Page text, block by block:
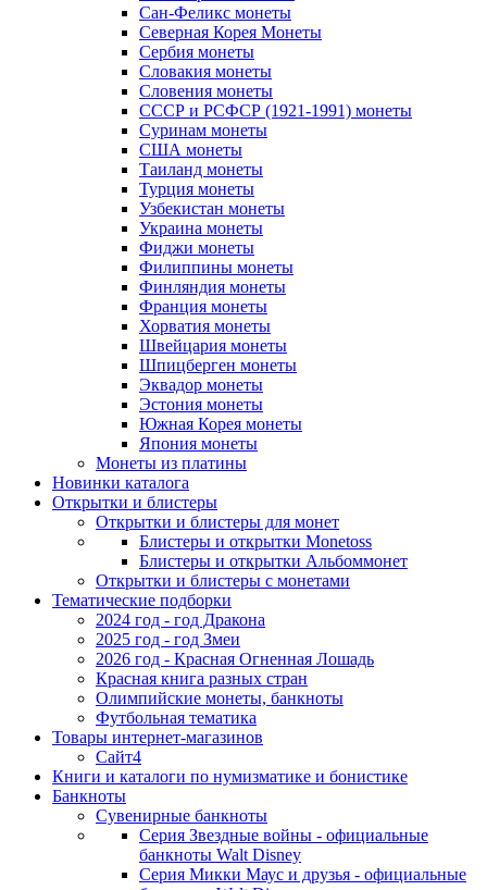
Сан-Феликс монеты
Северная Корея Монеты
Сербия монеты
Словакия монеты
Словения монеты
СССР и РСФСР (1921-1991) монеты
Суринам монеты
США монеты
Таиланд монеты
Турция монеты
Узбекистан монеты
Украина монеты
Фиджи монеты
Филиппины монеты
Финляндия монеты
Франция монеты
Хорватия монеты
Швейцария монеты
Шпицберген монеты
Эквадор монеты
Эстония монеты
Южная Корея монеты
Япония монеты
Монеты из платины
Новинки каталога
Открытки и блистеры
Открытки и блистеры для монет
Блистеры и открытки Monetoss
Блистеры и открытки Альбоммонет
Открытки и блистеры с монетами
Тематические подборки
2024 год - год Дракона
2025 год - год Змеи
2026 год - Красная Огненная Лошадь
Красная книга разных стран
Олимпийские монеты, банкноты
Футбольная тематика
Товары интернет-магазинов
Сайт4
Книги и каталоги по нумизматике и бонистике
Банкноты
Сувенирные банкноты
Серия Звездные войны - официальные
банкноты Walt Disney
Серия Микки Маус и друзья - официальные